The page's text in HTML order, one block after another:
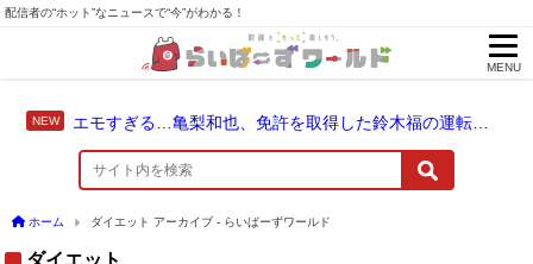
配信者の“ホット”なニュースで“今”がわかる！
MENU
エモすぎる…亀梨和也、免許を取得した鈴木福の運転でドライブ！
ホーム ダイエット アーカイブ - らいばーずワールド
ダイエット